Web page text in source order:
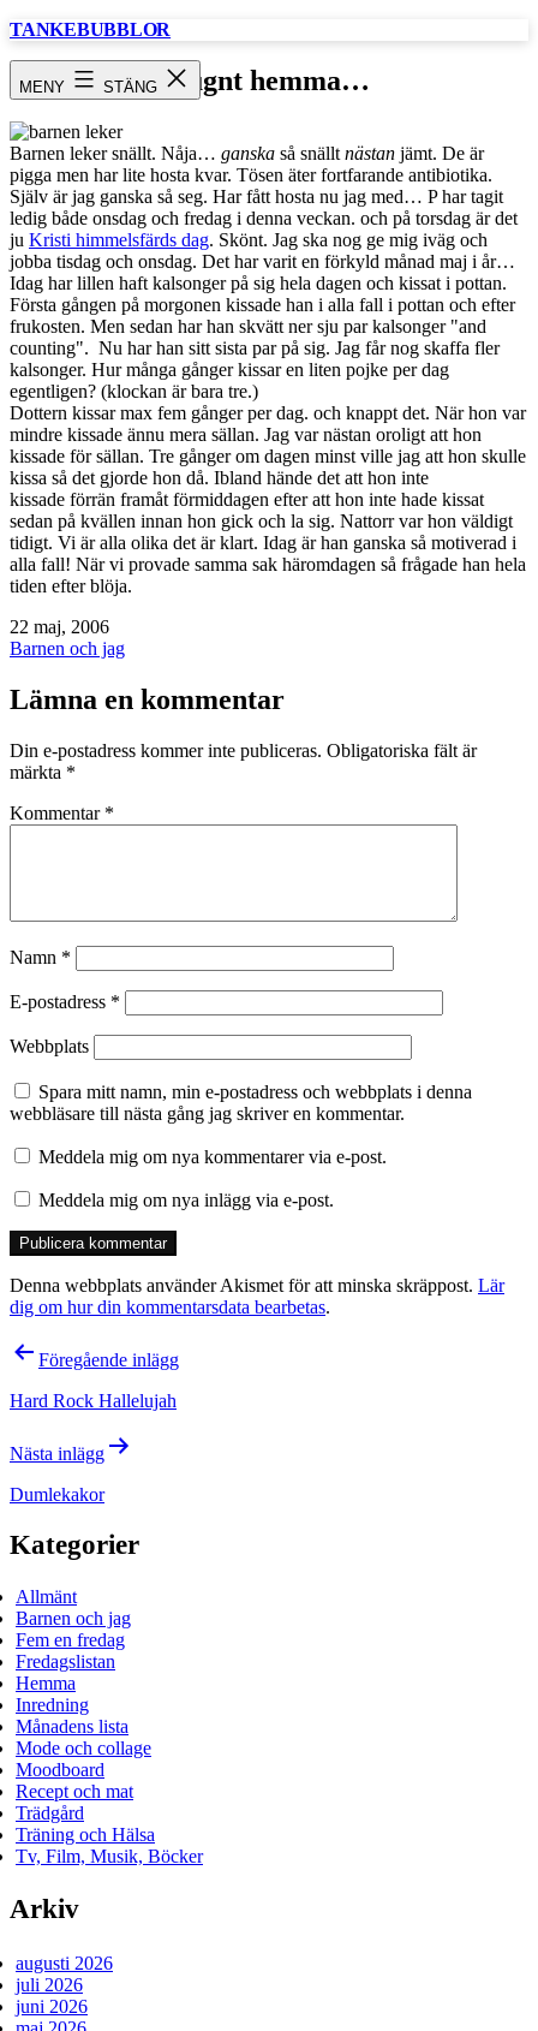
Hoppa
TANKEBUBBLOR
MENY STÄNG Lugnt hemma…
Barnen leker snällt. Nåja… ganska så snällt nästan jämt. De är
pigga men har lite hosta kvar. Tösen äter fortfarande antibiotika.
Själv är jag ganska så seg. Har fått hosta nu jag med… P har tagit
ledig både onsdag och fredag i denna veckan. och på torsdag är det
ju Kristi himmelsfärds dag. Skönt. Jag ska nog ge mig iväg och
jobba tisdag och onsdag. Det har varit en förkyld månad maj i år…
Idag har lillen haft kalsonger på sig hela dagen och kissat i pottan.
Första gången på morgonen kissade han i alla fall i pottan och efter
frukosten. Men sedan har han skvätt ner sju par kalsonger "and
counting". Nu har han sitt sista par på sig. Jag får nog skaffa fler
kalsonger. Hur många gånger kissar en liten pojke per dag
egentligen? (klockan är bara tre.)
Dottern kissar max fem gånger per dag. och knappt det. När hon var
mindre kissade ännu mera sällan. Jag var nästan oroligt att hon
kissade för sällan. Tre gånger om dagen minst ville jag att hon skulle
kissa så det gjorde hon då. Ibland hände det att hon inte
kissade förrän framåt förmiddagen efter att hon inte hade kissat
sedan på kvällen innan hon gick och la sig. Nattorr var hon väldigt
tidigt. Vi är alla olika det är klart. Idag är han ganska så motiverad i
alla fall! När vi provade samma sak häromdagen så frågade han hela
tiden efter blöja.
Publicerat
den
22 maj, 2006
Kategoriserat
Barnen och jag
Lämna en kommentar
Din e-postadress kommer inte publiceras. Obligatoriska fält är
märkta *
Kommentar *
Namn *
E-postadress *
Webbplats
Spara mitt namn, min e-postadress och webbplats i denna
webbläsare till nästa gång jag skriver en kommentar.
Meddela mig om nya kommentarer via e-post.
Meddela mig om nya inlägg via e-post.
Denna webbplats använder Akismet för att minska skräppost. Lär
dig om hur din kommentarsdata bearbetas.
Inläggsnavigering
Föregående inlägg
Hard Rock Hallelujah
Nästa inlägg
Dumlekakor
Kategorier
Allmänt
Barnen och jag
Fem en fredag
Fredagslistan
Hemma
Inredning
Månadens lista
Mode och collage
Moodboard
Recept och mat
Trädgård
Träning och Hälsa
Tv, Film, Musik, Böcker
Arkiv
augusti 2026
juli 2026
juni 2026